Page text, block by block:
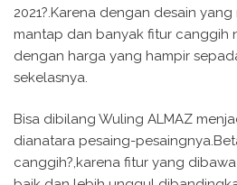
2021?.Karena dengan desain
mantap dan banyak fitur canggih
dengan harga yang hampir
sekelasnya.
Bisa dibilang Wuling ALMAZ
dianatara pesaing-
canggih?,karena fitur yang